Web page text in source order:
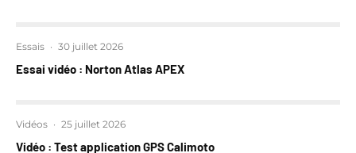
Essais · 30 juillet 2026
Essai vidéo : Norton Atlas APEX
Vidéos · 25 juillet 2026
Vidéo : Test application GPS Calimoto